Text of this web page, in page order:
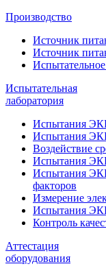
Производство
Источник
Источник
Испытательная
лаборатория
Испытания
Испытания
Воздействие
Испытания
Испытания
факторов
Измерение
Испытания
Контроль
Аттестация
оборудования